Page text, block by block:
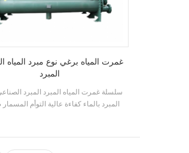
غمرت المياه برغي نوع مبرد المياه
المبرد
المبرد بالماء كفاءة عالية التوأم
المواصفات.